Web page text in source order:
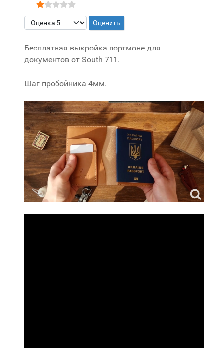
Рейтинг:1/5
Пожалуйста, оцените
Бесплатная выкройка портмоне для
документов от South 711.
Шаг пробойника 4мм.